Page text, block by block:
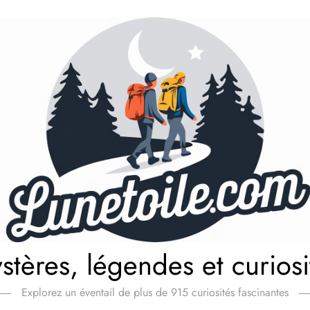
légendes et
Explorez un éventail de plus de 915 curiosités fascinantes